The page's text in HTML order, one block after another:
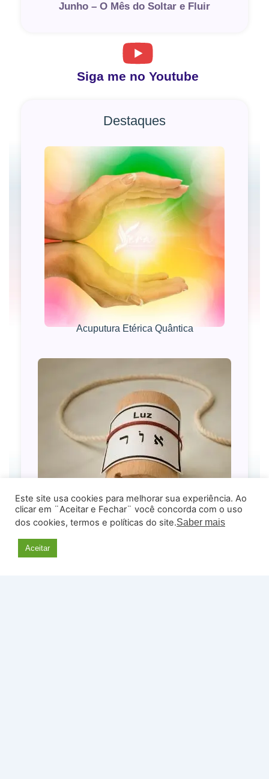
Junho – O Mês do Soltar e Fluir
Siga me no Youtube
Destaques
Acuputura Etérica Quântica
Curso Online – Pêndulo Hebreu (nível I e II)
Este site usa cookies para melhorar sua experiência. Ao
clicar em ¨Aceitar e Fechar¨ você concorda com o uso
dos cookies, termos e políticas do site.Saber mais
Aceitar